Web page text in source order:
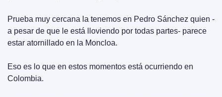
Prueba muy cercana la tenemos en Pedro Sánchez quien -
a pesar de que le está lloviendo por todas partes- parece
estar atornillado en la Moncloa.
Eso es lo que en estos momentos está ocurriendo en
Colombia.